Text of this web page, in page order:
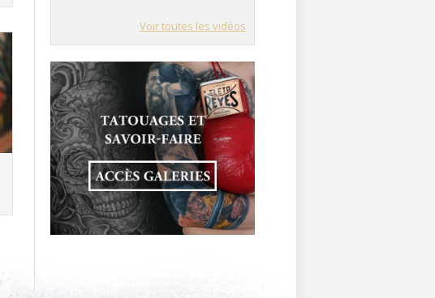
Voir toutes les vidéos